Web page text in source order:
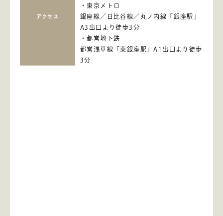
アクセス
東京メトロ
銀座線／日比谷線／丸ノ内線「銀座駅」
A3出口より徒歩3分
都営地下鉄
都営浅草線「東銀座駅」A1出口より徒歩
3分